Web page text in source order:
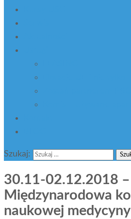
Szukaj:
30.11-02.12.2018 –
Międzynarodowa
naukowej